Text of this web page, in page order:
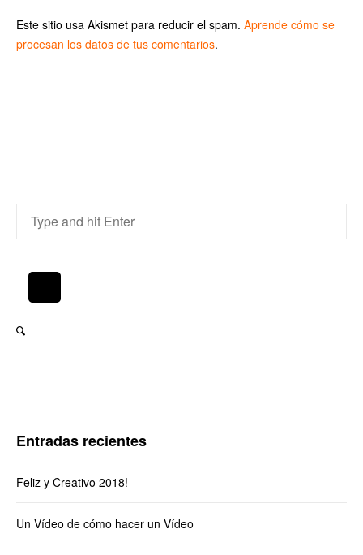
Este sitio usa Akismet para reducir el spam. Aprende cómo se
procesan los datos de tus comentarios.
Entradas recientes
Feliz y Creativo 2018!
Un Vídeo de cómo hacer un Vídeo